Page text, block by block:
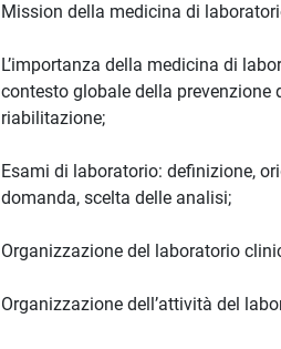
Mission della medicina di
L’importanza della medicina di
contesto globale della prevenzione
riabilitazione;
Esami di laboratorio: definizione,
domanda, scelta delle analisi;
Organizzazione del laboratorio
Organizzazione dell’attività del